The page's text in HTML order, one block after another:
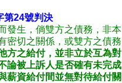
第24號判決
發生，倘雙方之債務，非本
密切之關係，或雙方之債務
方之給付，並非立於互為對
論被上訴人是否確有未完成
薪資給付間並無對待給付關